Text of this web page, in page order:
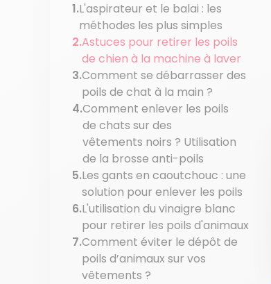
L'aspirateur et le balai : les
méthodes les plus simples
Astuces pour retirer les poils
de chien à la machine à laver
Comment se débarrasser des
poils de chat à la main ?
Comment enlever les poils
de chats sur des
vêtements noirs ? Utilisation
de la brosse anti-poils
Les gants en caoutchouc : une
solution pour enlever les poils
L'utilisation du vinaigre blanc
pour retirer les poils d'animaux
Comment éviter le dépôt de
poils d’animaux sur vos
vêtements ?